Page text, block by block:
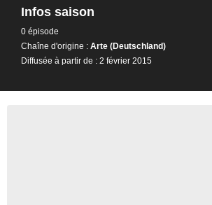
Infos saison
0 épisode
Chaîne d'origine : Arte (Deutschland)
Diffusée à partir de : 2 février 2015